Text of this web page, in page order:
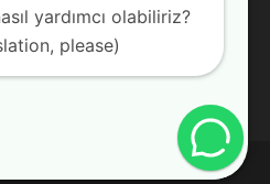
yardımcı olabiliriz?
please)